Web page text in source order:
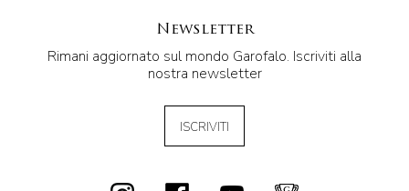
Newsletter
Rimani aggiornato sul mondo Garofalo. Iscriviti alla
nostra newsletter
ISCRIVITI